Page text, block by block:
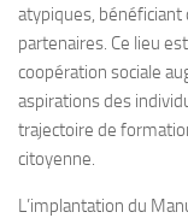
atypiques,
partenaires. Ce lieu
coopération sociale
aspirations des
trajectoire de
citoyenne.
L’implantation du